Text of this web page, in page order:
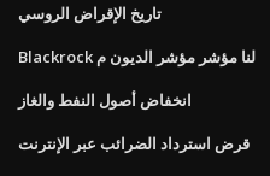
تاريخ الإقراض الروسي
Blackrock لنا مؤشر مؤشر الديون م
انخفاض أصول النفط والغاز
قرض استرداد الضرائب عبر الإنترنت